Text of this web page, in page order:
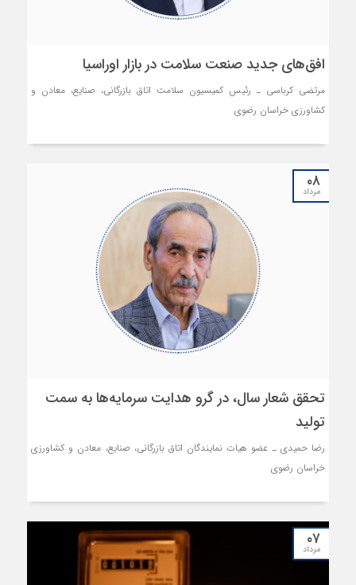
افق‌های جدید صنعت سلامت در بازار اوراسیا
مرتضی کرباسی ـ رئیس کمیسیون سلامت اتاق بازرگانی، صنایع، معادن و
کشاورزی خراسان رضوی
۰۸
مرداد
تحقق شعار سال، در گرو هدایت سرمایه‌ها به سمت
تولید
رضا حمیدی ـ عضو هیات نمایندگان اتاق بازرگانی، صنایع، معادن و کشاورزی
خراسان رضوی
۰۷
مرداد